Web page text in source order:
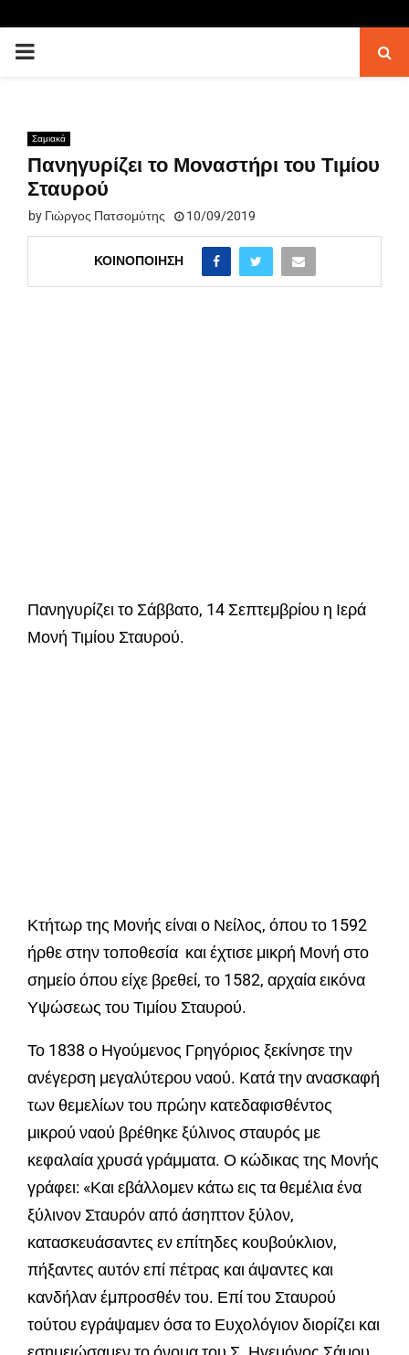
PRIMARY
Σαμιακά
Πανηγυρίζει το Μοναστήρι του Τιμίου
Σταυρού
by Γιώργος Πατσομύτης 10/09/2019
ΚΟΙΝΟΠΟΊΗΣΗ
Πανηγυρίζει το Σάββατο, 14 Σεπτεμβρίου η Ιερά
Μονή Τιμίου Σταυρού.
Κτήτωρ της Μονής είναι ο Νείλος, όπου το 1592
ήρθε στην τοποθεσία και έχτισε μικρή Μονή στο
σημείο όπου είχε βρεθεί, το 1582, αρχαία εικόνα
Υψώσεως του Τιμίου Σταυρού.
Το 1838 ο Ηγούμενος Γρηγόριος ξεκίνησε την
ανέγερση μεγαλύτερου ναού. Κατά την ανασκαφή
των θεμελίων του πρώην κατεδαφισθέντος
μικρού ναού βρέθηκε ξύλινος σταυρός με
κεφαλαία χρυσά γράμματα. Ο κώδικας της Μονής
γράφει: «Και εβάλλομεν κάτω εις τα θεμέλια ένα
ξύλινον Σταυρόν από άσηπτον ξύλον,
κατασκευάσαντες εν επίτηδες κουβούκλιον,
πήξαντες αυτόν επί πέτρας και άψαντες και
κανδήλαν έμπροσθέν του. Επί του Σταυρού
τούτου εγράψαμεν όσα το Ευχολόγιον διορίζει και